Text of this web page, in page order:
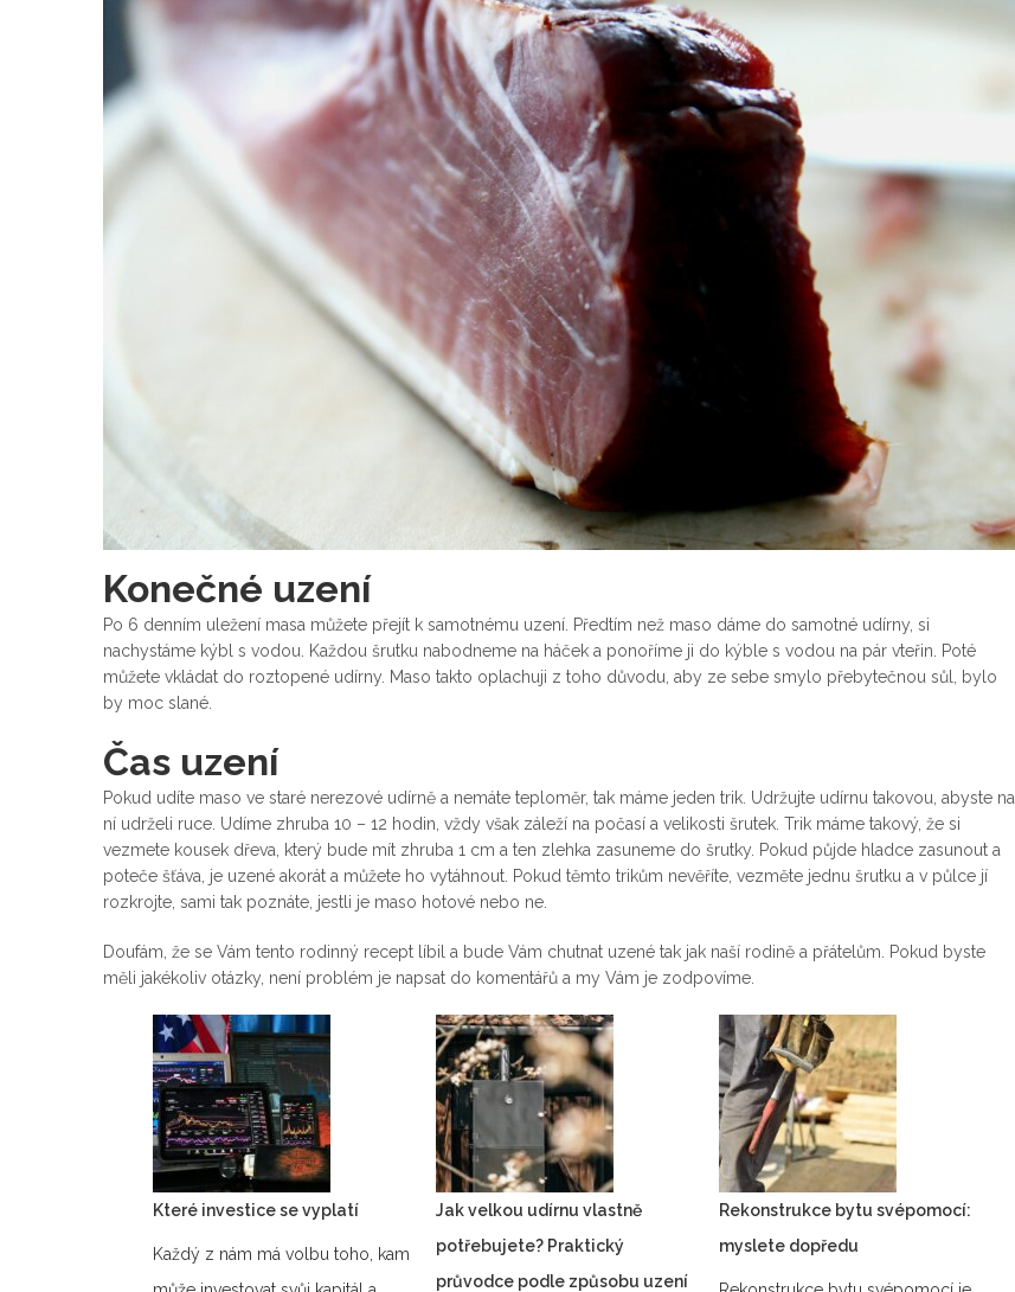
Konečné uzení
Po 6 denním uležení masa můžete přejít k samotnému uzení. Předtím než maso dáme do samotné udírny, si
nachystáme kýbl s vodou. Každou šrutku nabodneme na háček a ponoříme ji do kýble s vodou na pár vteřin. Poté
můžete vkládat do roztopené udírny. Maso takto oplachuji z toho důvodu, aby ze sebe smylo přebytečnou sůl, bylo
by moc slané.
Čas uzení
Pokud udíte maso ve staré nerezové udírně a nemáte teploměr, tak máme jeden trik. Udržujte udírnu takovou, abyste na
ní udrželi ruce. Udíme zhruba 10 – 12 hodin, vždy však záleží na počasí a velikosti šrutek. Trik máme takový, že si
vezmete kousek dřeva, který bude mít zhruba 1 cm a ten zlehka zasuneme do šrutky. Pokud půjde hladce zasunout a
poteče šťáva, je uzené akorát a můžete ho vytáhnout. Pokud těmto trikům nevěříte, vezměte jednu šrutku a v půlce jí
rozkrojte, sami tak poznáte, jestli je maso hotové nebo ne.
Doufám, že se Vám tento rodinný recept líbil a bude Vám chutnat uzené tak jak naší rodině a přátelům. Pokud byste
měli jakékoliv otázky, není problém je napsat do komentářů a my Vám je zodpovíme.
Které investice se vyplatí
Každý z nám má volbu toho, kam
Jak velkou udírnu vlastně
potřebujete? Praktický
průvodce podle způsobu uzení
Rekonstrukce bytu svépomocí:
myslete dopředu